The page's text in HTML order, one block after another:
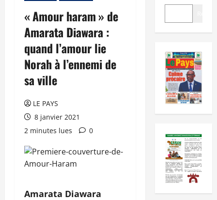
« Amour haram » de
Amarata Diawara :
quand l’amour lie
Norah à l’ennemi de
sa ville
LE PAYS
8 janvier 2021
2 minutes lues
0
Amarata Diawara